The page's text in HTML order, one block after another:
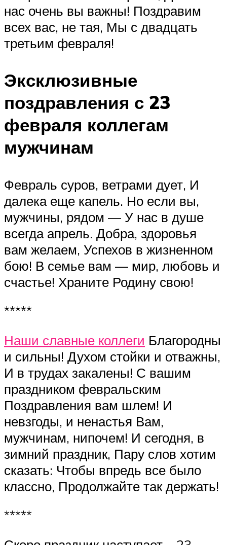
нас очень вы важны! Поздравим
всех вас, не тая, Мы с двадцать
третьим февраля!
Эксклюзивные
поздравления с 23
февраля коллегам
мужчинам
Февраль суров, ветрами дует, И
далека еще капель. Но если вы,
мужчины, рядом — У нас в душе
всегда апрель. Добра, здоровья
вам желаем, Успехов в жизненном
бою! В семье вам — мир, любовь и
счастье! Храните Родину свою!
*****
Наши славные коллеги Благородны
и сильны! Духом стойки и отважны,
И в трудах закалены! С вашим
праздником февральским
Поздравления вам шлем! И
невзгоды, и ненастья Вам,
мужчинам, нипочем! И сегодня, в
зимний праздник, Пару слов хотим
сказать: Чтобы впредь все было
классно, Продолжайте так держать!
*****